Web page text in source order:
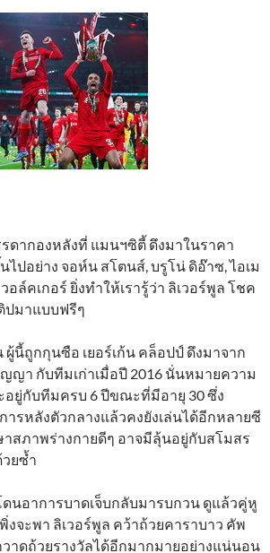
รดากองหลังที่ แมนฯซิตี้ ดึงมาในราคา
ปอย่าง จอห์น สโตนส์, บรูโน่ ดิอ๊าซ, ไอเม
อล์คเกอร์ ยิ่งทำให้เรารู้ว่า ลิเวอร์พูล โชค
ปมาแบบฟรีๆ
ผู้นี้ถูกกุนซือ เยอร์เก้น คล็อปป์ ดึงมาจาก
ญา กับทีมเก่าเมื่อปี 2016 นั่นหมายความ
อยู่กับทีมครบ 6 ปีขณะที่มีอายุ 30 ซึ่ง
รหลังตัวกลางแล้วคงยังเล่นได้อีกหลายซี
าสภาพร่างกายดีๆ อาจมีลุ้นอยู่กับสโมสร
ยซ้ำ
นอาการบาดเจ็บกลับมารบกวน ดูแล้วคู่หู
งจะพา ลิเวอร์พูล คว้าถ้วยคาราบาว คัพ
าดถ้วยรางวัลได้อีกมากมายอย่างแน่นอน